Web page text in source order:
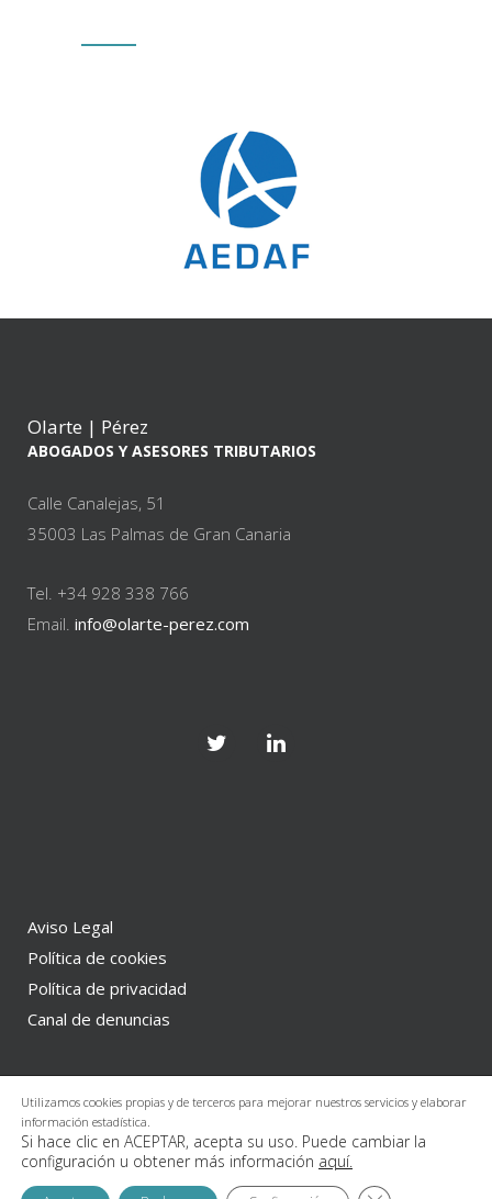
Olarte | Pérez
ABOGADOS Y ASESORES TRIBUTARIOS
Calle Canalejas, 51
35003 Las Palmas de Gran Canaria
Tel. +34 928 338 766
Email. info@olarte-perez.com
Aviso Legal
Política de cookies
Política de privacidad
Canal de denuncias
Copyright 2024 © www.olarte-perez.com
Utilizamos cookies propias y de terceros para mejorar nuestros servicios y elaborar
información estadística.
Si hace clic en ACEPTAR, acepta su uso. Puede cambiar la
configuración u obtener más información aquí.